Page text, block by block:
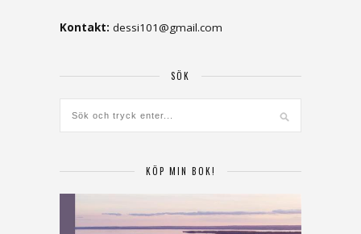
Kontakt: dessi101@gmail.com
SÖK
KÖP MIN BOK!